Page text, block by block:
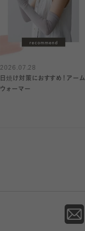
2026.07.28
日焼け対策におすすめ！アーム
ウォーマー